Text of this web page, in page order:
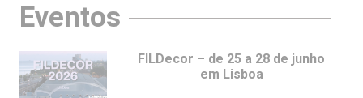
Eventos
FILDecor – de 25 a 28 de junho
em Lisboa